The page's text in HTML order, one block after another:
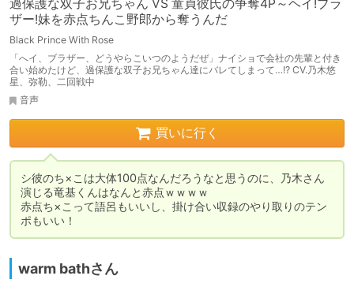
過保護な双子お兄ちゃん VS 童貞彼氏の争奪4P～ヘイ!ブラ
ザー!妹を赤点ちんこ野郎から奪うんだ
Black Prince With Rose
「へイ、ブラザー、どうやらこいつのようだぜ」ナイショで会社の先輩と付き
合い始めたけど、過保護な双子お兄ちゃん達にバレてしまって…!? CV.乃木悠
星、弥勒、二回戦中
音声
買いに行く
シ彼のち×こは大体100点なんだろうなと思うのに、乃木さん
演じる竜基くんはなんと赤点ｗｗｗｗ
赤点ち×こって語呂もいいし、掛け合い収録のやり取りのテン
warm bathさん